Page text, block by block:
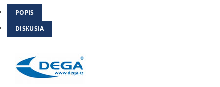
POPIS
DISKUSIA